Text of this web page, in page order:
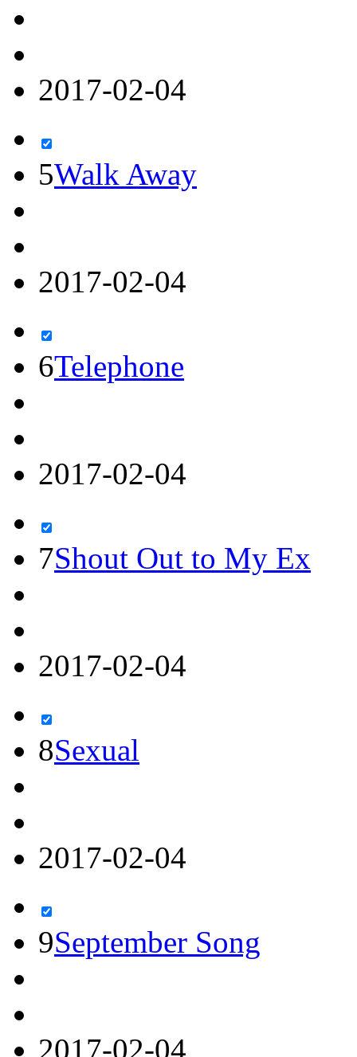
2017-02-04
5Walk Away
2017-02-04
6Telephone
2017-02-04
7Shout Out to My Ex
2017-02-04
8Sexual
2017-02-04
9September Song
2017-02-04